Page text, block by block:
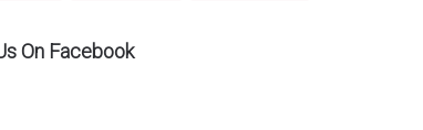
On Facebook